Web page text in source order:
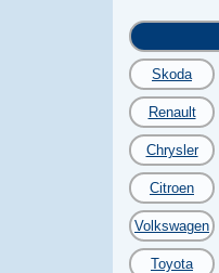
Skoda
Renault
Chrysler
Citroen
Volkswagen
Toyota